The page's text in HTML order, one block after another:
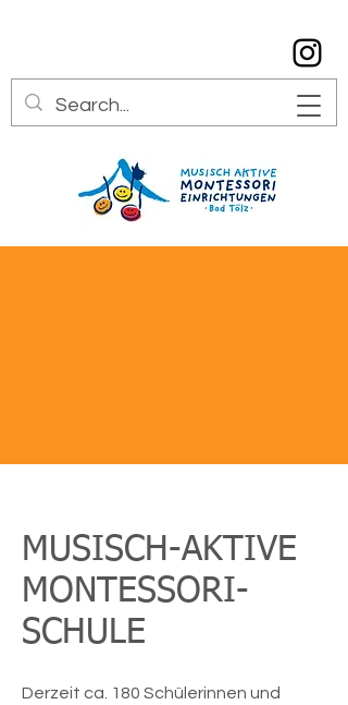
MUSISCH-AKTIVE
MONTESSORI-
SCHULE
Derzeit ca. 180 Schülerinnen und